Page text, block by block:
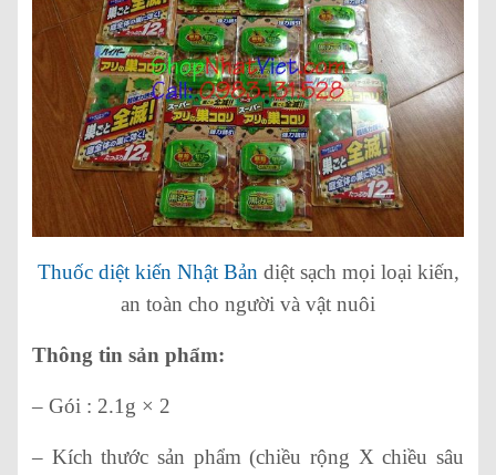
Thuốc diệt kiến Nhật Bản diệt sạch mọi loại kiến,
an toàn cho người và vật nuôi
Thông tin sản phẩm:
– Gói : 2.1g × 2
– Kích thước sản phẩm (chiều rộng X chiều sâu